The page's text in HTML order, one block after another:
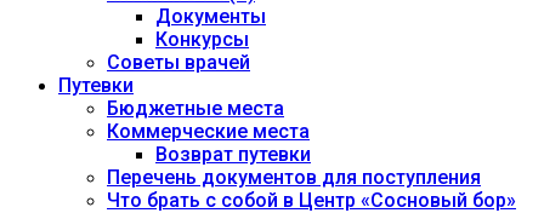
Документы
Конкурсы
Советы врачей
Путевки
Бюджетные места
Коммерческие места
Возврат путевки
Перечень документов для поступления
Что брать с собой в Центр «Сосновый бор»